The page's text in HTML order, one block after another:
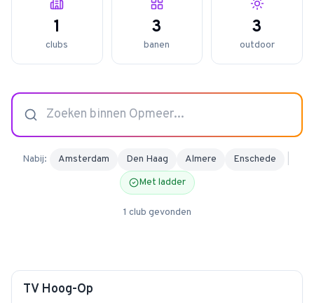
4.9van 128 reviews
1
clubs
3
banen
3
outdoor
Nabij: Amsterdam Den Haag Almere Enschede
Met ladder
1 club gevonden
TV Hoog-Op